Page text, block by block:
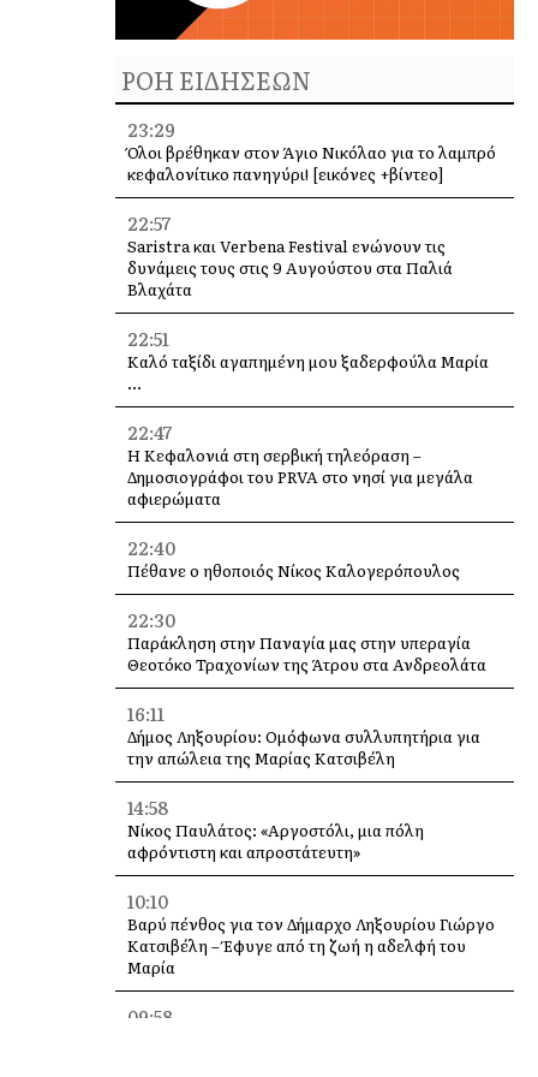
ΡΟΗ ΕΙΔΗΣΕΩΝ
23:29
Όλοι βρέθηκαν στον Άγιο Νικόλαο για το λαμπρό
κεφαλονίτικο πανηγύρι! [εικόνες +βίντεο]
22:57
Saristra και Verbena Festival ενώνουν τις
δυνάμεις τους στις 9 Αυγούστου στα Παλιά
Βλαχάτα
22:51
Καλό ταξίδι αγαπημένη μου ξαδερφούλα Μαρία
…
22:47
Η Κεφαλονιά στη σερβική τηλεόραση –
Δημοσιογράφοι του PRVA στο νησί για μεγάλα
αφιερώματα
22:40
Πέθανε ο ηθοποιός Νίκος Καλογερόπουλος
22:30
Παράκληση στην Παναγία μας στην υπεραγία
Θεοτόκο Τραχονίων της Άτρου στα Ανδρεολάτα
16:11
Δήμος Ληξουρίου: Ομόφωνα συλλυπητήρια για
την απώλεια της Μαρίας Κατσιβέλη
14:58
Νίκος Παυλάτος: «Αργοστόλι, μια πόλη
αφρόντιστη και απροστάτευτη»
10:10
Βαρύ πένθος για τον Δήμαρχο Ληξουρίου Γιώργο
Κατσιβέλη – Έφυγε από τη ζωή η αδελφή του
Μαρία
09:58